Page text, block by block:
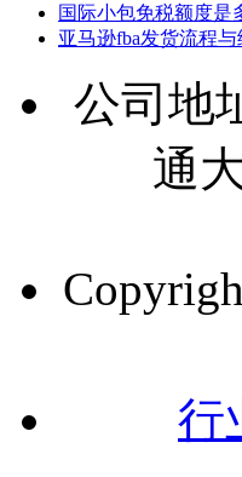
国际小包免税额度是
亚马逊fba发货流程
公司地
通
行